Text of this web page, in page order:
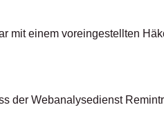
mit einem voreingestellten
der Webanalysedienst